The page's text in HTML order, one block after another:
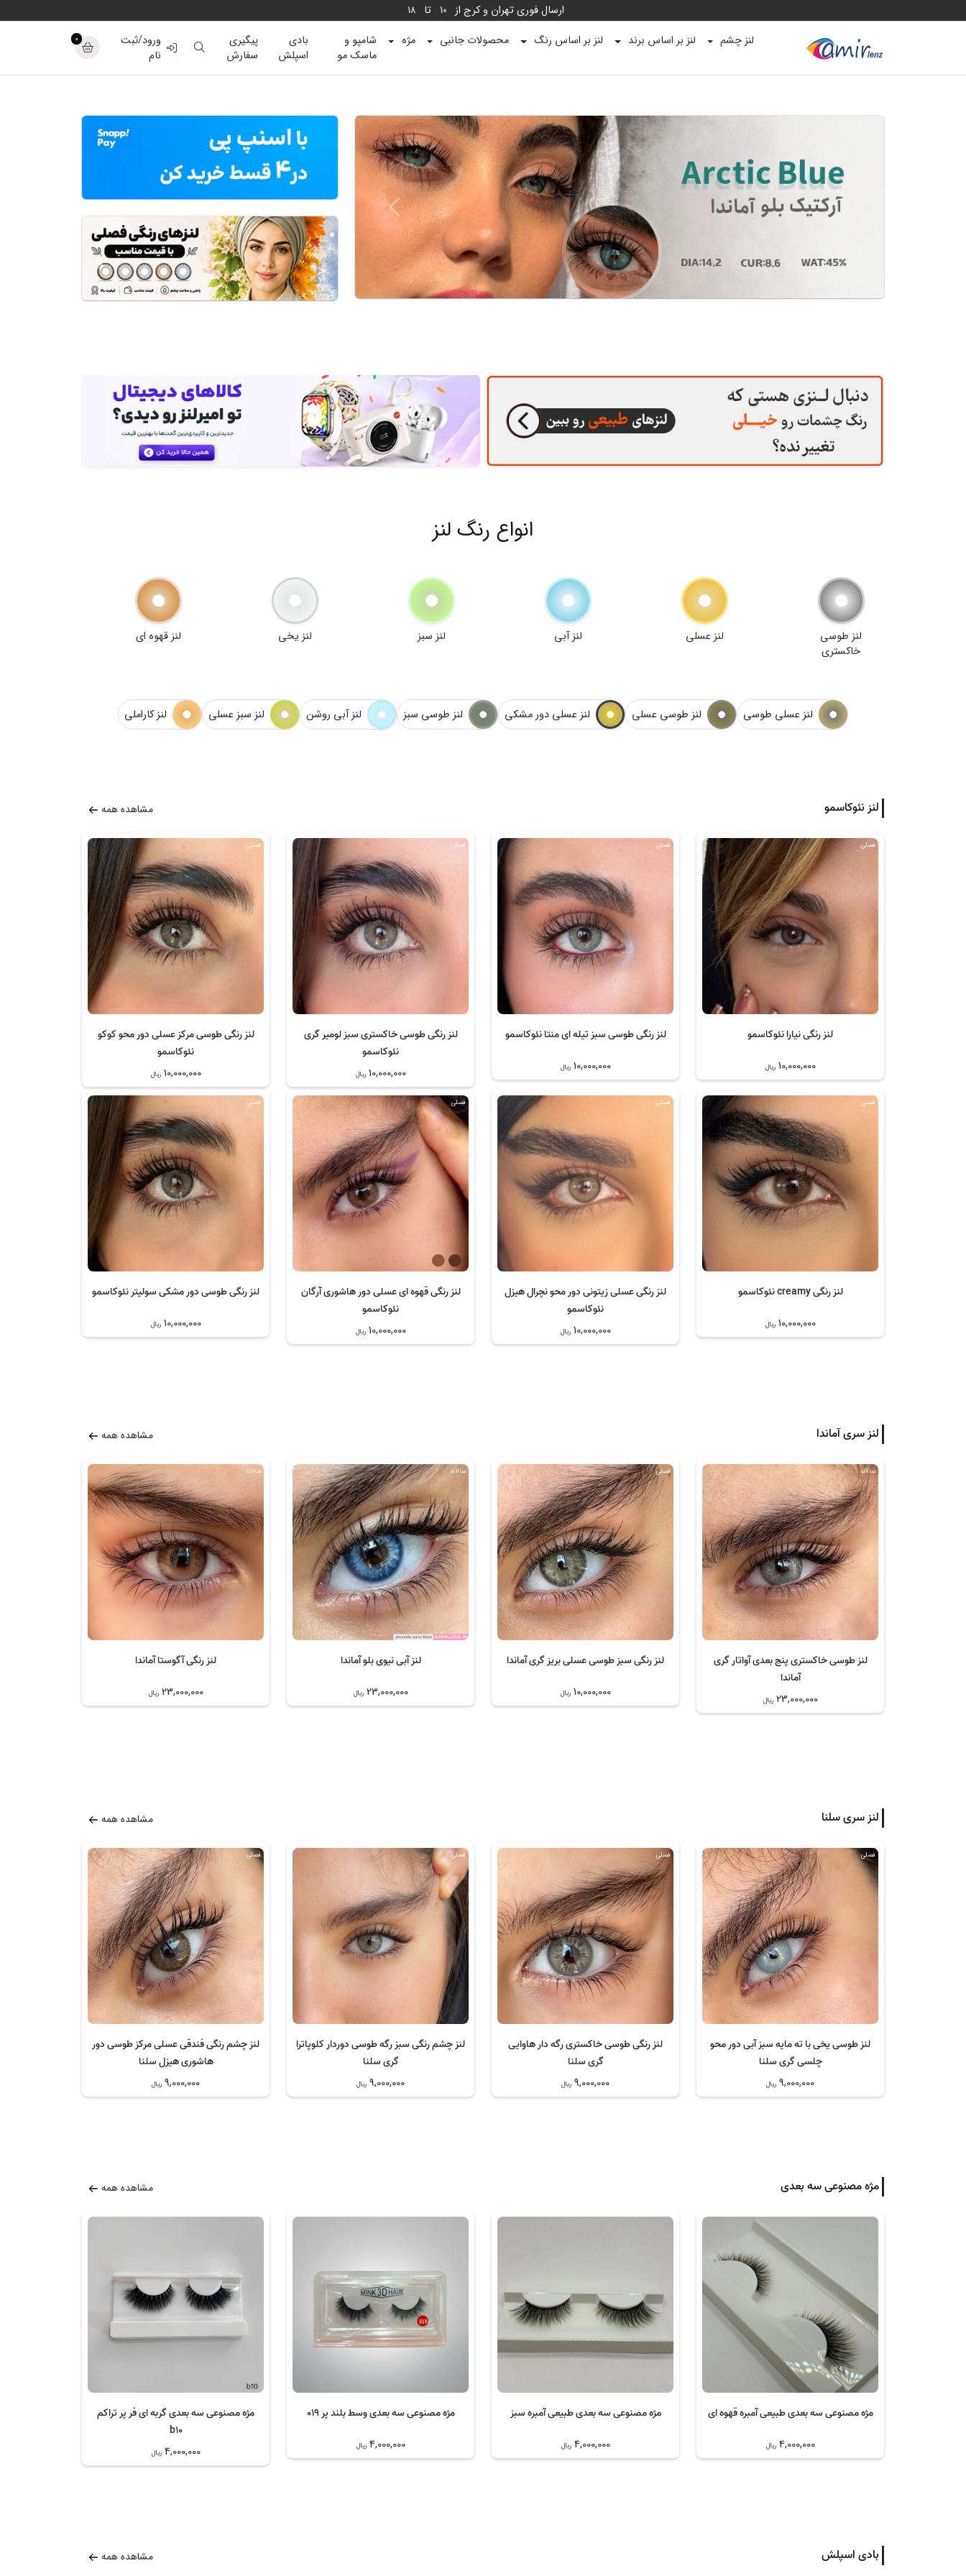
ارسال فوری تهران و کرج از 10 تا 18
لنز چشم لنز بر اساس برند لنز بر اساس رنگ محصولات جانبی مژه
شامپو و
ماسک مو
بادی
اسپلش
پیگیری
سفارش
ورود/ثبت
نام
0
Previous
Next
انواع رنگ لنز
لنز طوسی
خاکستری
لنز عسلی لنز آبی لنز سبز لنز یخی لنز قهوه ای
لنز عسلی طوسی لنز طوسی عسلی لنز عسلی دور مشکی لنز طوسی سبز لنز آبی روشن لنز سبز عسلی لنز کاراملی
لنز نئوکاسمو مشاهده همه
لنز رنگی نیارا نئوکاسمو
10,000,000 ریال
فصلی
لنز رنگی طوسی سبز تیله ای منتا نئوکاسمو
10,000,000 ریال
فصلی
لنز رنگی طوسی خاکستری سبز لومیر گری
نئوکاسمو
10,000,000 ریال
فصلی
لنز رنگی طوسی مرکز عسلی دور محو کوکو
نئوکاسمو
10,000,000 ریال
فصلی
لنز رنگی creamy نئوکاسمو
10,000,000 ریال
فصلی
لنز رنگی عسلی زیتونی دور محو نچرال هیزل
نئوکاسمو
10,000,000 ریال
فصلی
لنز رنگی قهوه ای عسلی دور هاشوری آرگان
نئوکاسمو
10,000,000 ریال
فصلی
لنز رنگی طوسی دور مشکی سولیتر نئوکاسمو
10,000,000 ریال
فصلی
لنز سری آماندا مشاهده همه
لنز طوسی خاکستری پنج بعدی آواتار گری
آماندا
23,000,000 ریال
سالانه
لنز رنگی سبز طوسی عسلی بریز گری آماندا
10,000,000 ریال
فصلی
لنز آبی نیوی بلو آماندا
23,000,000 ریال
سالانه
لنز رنگی آگوستا آماندا
23,000,000 ریال
سالانه
لنز سری سلنا مشاهده همه
لنز طوسی یخی با ته مایه سبز آبی دور محو
چلسی گری سلنا
9,000,000 ریال
فصلی
لنز رنگی طوسی خاکستری رگه دار هاوایی
گری سلنا
9,000,000 ریال
فصلی
لنز چشم رنگی سبز رگه طوسی دوردار کلوپاترا
گری سلنا
9,000,000 ریال
فصلی
لنز چشم رنگی فندقی عسلی مرکز طوسی دور
هاشوری هیزل سلنا
9,000,000 ریال
فصلی
مژه مصنوعی سه بعدی مشاهده همه
مژه مصنوعی سه بعدی طبیعی آمبره قهوه ای
4,000,000 ریال
مژه مصنوعی سه بعدی طبیعی آمبره سبز
4,000,000 ریال
مژه مصنوعی سه بعدی وسط بلند پر 019
4,000,000 ریال
مژه مصنوعی سه بعدی گربه ای فر پر تراکم
b10
4,000,000 ریال
بادی اسپلش مشاهده همه